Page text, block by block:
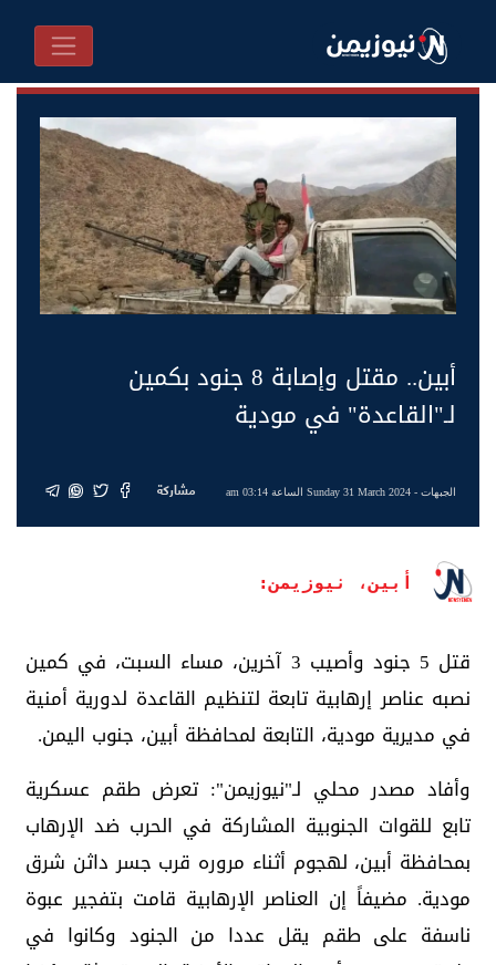
أبين.. مقتل وإصابة 8 جنود بكمين
لـ"القاعدة" في مودية
الجبهات- Sunday 31 March 2024 الساعة 03:14 am مشاركة
أبين، نيوزيمن:
قتل 5 جنود وأصيب 3 آخرين، مساء السبت، في كمين
نصبه عناصر إرهابية تابعة لتنظيم القاعدة لدورية أمنية
في مديرية مودية، التابعة لمحافظة أبين، جنوب اليمن.
وأفاد مصدر محلي لـ"نيوزيمن": تعرض طقم عسكرية
تابع للقوات الجنوبية المشاركة في الحرب ضد الإرهاب
بمحافظة أبين، لهجوم أثناء مروره قرب جسر داثن شرق
مودية. مضيفاً إن العناصر الإرهابية قامت بتفجير عبوة
ناسفة على طقم يقل عددا من الجنود وكانوا في